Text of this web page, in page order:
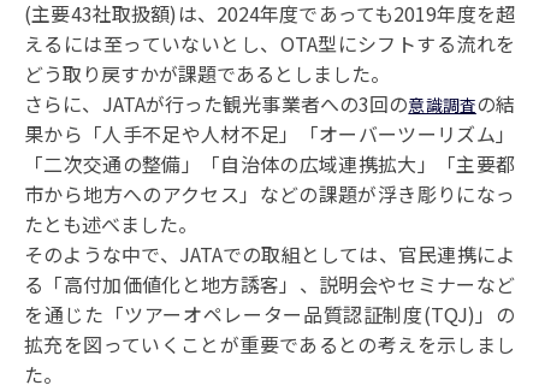
(主要43社取扱額)は、2024年度であっても2019年度を超
えるには至っていないとし、OTA型にシフトする流れを
どう取り戻すかが課題であるとしました。
さらに、JATAが行った観光事業者への3回の意識調査の結
果から「人手不足や人材不足」「オーバーツーリズム」
「二次交通の整備」「自治体の広域連携拡大」「主要都
市から地方へのアクセス」などの課題が浮き彫りになっ
たとも述べました。
そのような中で、JATAでの取組としては、官民連携によ
る「高付加価値化と地方誘客」、説明会やセミナーなど
を通じた「ツアーオペレーター品質認証制度(TQJ)」の
拡充を図っていくことが重要であるとの考えを示しまし
た。